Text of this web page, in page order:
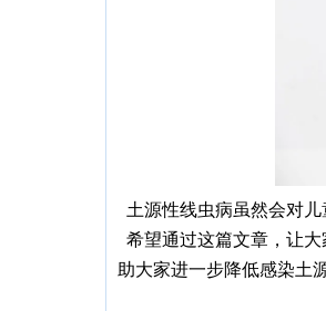
土源性线虫病虽然会对
希望通过这篇文章，让
助大家进一步降低感染土